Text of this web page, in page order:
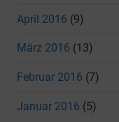
April 2016 (9)
März 2016 (13)
Februar 2016 (7)
Januar 2016 (5)